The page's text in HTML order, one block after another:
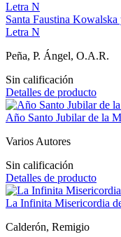
Santa Faustina
Letra N
Peña, P. Ángel, O.A.R.
Sin calificación
Detalles de producto
Año Santo Jubilar de la
Varios Autores
Sin calificación
Detalles de producto
La Infinita Misericordia
Calderón, Remigio